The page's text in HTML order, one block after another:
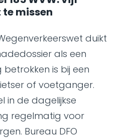
missen
duikt
als een
is bij een
of voetganger.
in de dagelijkse
regelmatig voor
Bureau DFO